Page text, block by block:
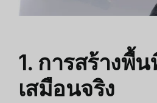
1. การสร้างพื้
เสมือนจริง